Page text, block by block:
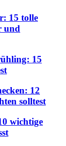
15 tolle
und
15
12
solltest
wichtige